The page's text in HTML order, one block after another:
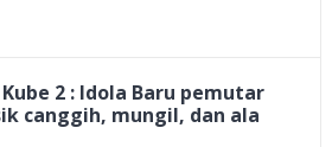
2 : Idola Baru pemutar
canggih, mungil, dan ala